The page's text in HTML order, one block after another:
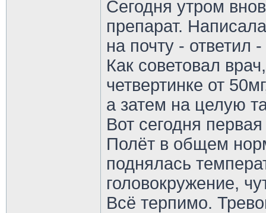
Сегодня утром
препарат.
на почту - ответил
Как советовал
четвертинке от
а затем на целую
Вот сегодня
Полёт в общем
поднялась
головокружение,
Всё терпимо.